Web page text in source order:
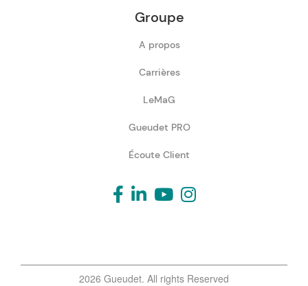
Groupe
A propos
Carrières
LeMaG
Gueudet PRO
Écoute Client
2026 Gueudet. All rights Reserved